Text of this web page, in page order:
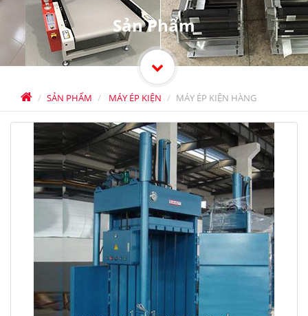
SẢN PHẨM MÁY ÉP KIỆN MÁY ÉP KIỆN HÀNG
Sản Phẩm